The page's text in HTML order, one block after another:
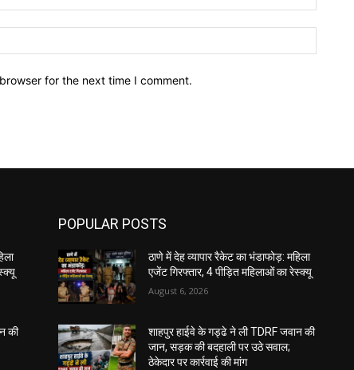
for the next time I comment.
की
POPULAR POSTS
ठाणे में देह व्यापार रैकेट का भंडाफोड़: महिला
एजेंट गिरफ्तार, 4 पीड़ित महिलाओं का रेस्क्यू
August 6, 2026
शाहपुर हाईवे के गड्ढे ने ली TDRF जवान की
जान, सड़क की बदहाली पर उठे सवाल;
ठेकेदार पर कार्रवाई की मांग